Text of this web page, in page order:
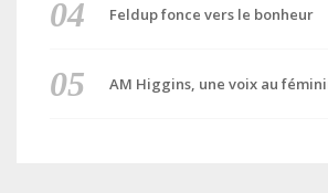
Feldup fonce vers le bonheur
AM Higgins, une voix au